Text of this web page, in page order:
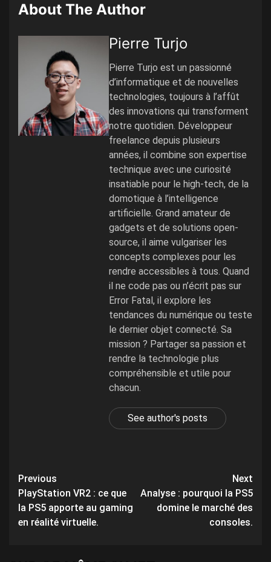
About The Author
Pierre Turjo
Pierre Turjo est un passionné
d’informatique et de nouvelles
technologies, toujours à l’affût
des innovations qui transforment
notre quotidien. Développeur
freelance depuis plusieurs
années, il combine son expertise
technique avec une curiosité
insatiable pour le high-tech, de la
domotique à l’intelligence
artificielle. Grand amateur de
gadgets et de solutions open-
source, il aime vulgariser les
concepts complexes pour les
rendre accessibles à tous. Quand
il ne code pas ou n’écrit pas sur
Error Fatal, il explore les
tendances du numérique ou teste
le dernier objet connecté. Sa
mission ? Partager sa passion et
rendre la technologie plus
compréhensible et utile pour
chacun.
See author's posts
Post
navigation
Previous
PlayStation VR2 : ce que
la PS5 apporte au gaming
en réalité virtuelle.
Next
Analyse : pourquoi la PS5
domine le marché des
consoles.